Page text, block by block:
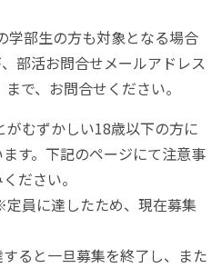
部生の方も対象となる場合
部活お問合せメールアドレス
まで、お問合せください。
がむずかしい18歳以下の方に
す。下記のページにて注意事
ださい。
定員に達したため、現在募集
ると一旦募集を終了し、また